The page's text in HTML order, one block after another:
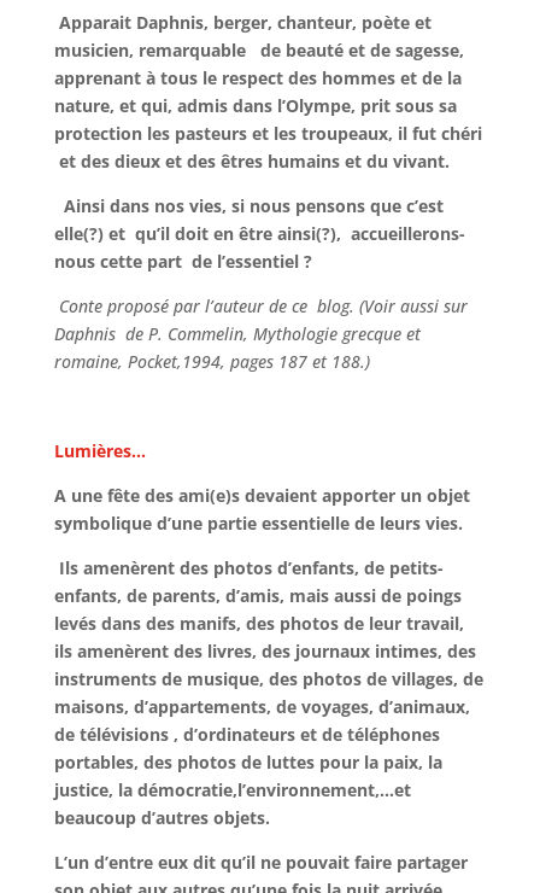
Apparait Daphnis, berger, chanteur, poète et
musicien, remarquable de beauté et de sagesse,
apprenant à tous le respect des hommes et de la
nature, et qui, admis dans l’Olympe, prit sous sa
protection les pasteurs et les troupeaux, il fut chéri
et des dieux et des êtres humains et du vivant.
Ainsi dans nos vies, si nous pensons que c’est
elle(?) et qu’il doit en être ainsi(?), accueillerons-
nous cette part de l’essentiel ?
Conte proposé par l’auteur de ce blog. (Voir aussi sur
Daphnis de P. Commelin, Mythologie grecque et
romaine, Pocket,1994, pages 187 et 188.)
Lumières…
A une fête des ami(e)s devaient apporter un objet
symbolique d’une partie essentielle de leurs vies.
Ils amenèrent des photos d’enfants, de petits-
enfants, de parents, d’amis, mais aussi de poings
levés dans des manifs, des photos de leur travail,
ils amenèrent des livres, des journaux intimes, des
instruments de musique, des photos de villages, de
maisons, d’appartements, de voyages, d’animaux,
de télévisions , d’ordinateurs et de téléphones
portables, des photos de luttes pour la paix, la
justice, la démocratie,l’environnement,…et
beaucoup d’autres objets.
L’un d’entre eux dit qu’il ne pouvait faire partager